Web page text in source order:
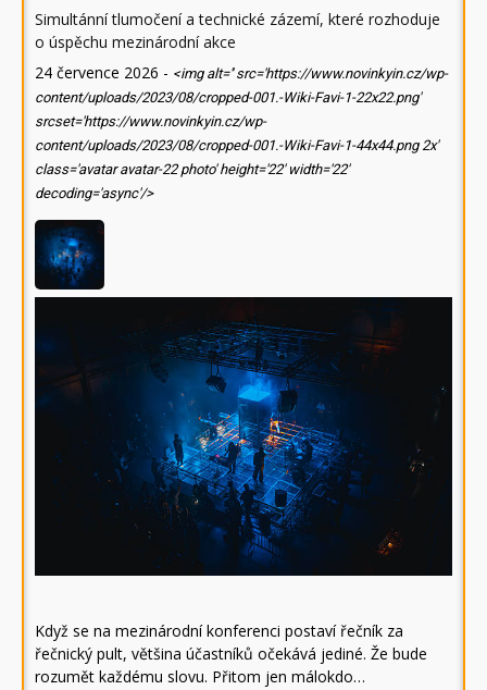
Simultánní tlumočení a technické zázemí, které rozhoduje
o úspěchu mezinárodní akce
24 července 2026 - <img alt='' src='https://www.novinkyin.cz/wp-
content/uploads/2023/08/cropped-001.-Wiki-Favi-1-22x22.png'
srcset='https://www.novinkyin.cz/wp-
content/uploads/2023/08/cropped-001.-Wiki-Favi-1-44x44.png 2x'
class='avatar avatar-22 photo' height='22' width='22'
decoding='async'/>
Když se na mezinárodní konferenci postaví řečník za
řečnický pult, většina účastníků očekává jediné. Že bude
rozumět každému slovu. Přitom jen málokdo…